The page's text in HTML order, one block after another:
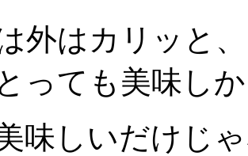
外はカリッと
っても美味し
味しいだけじ